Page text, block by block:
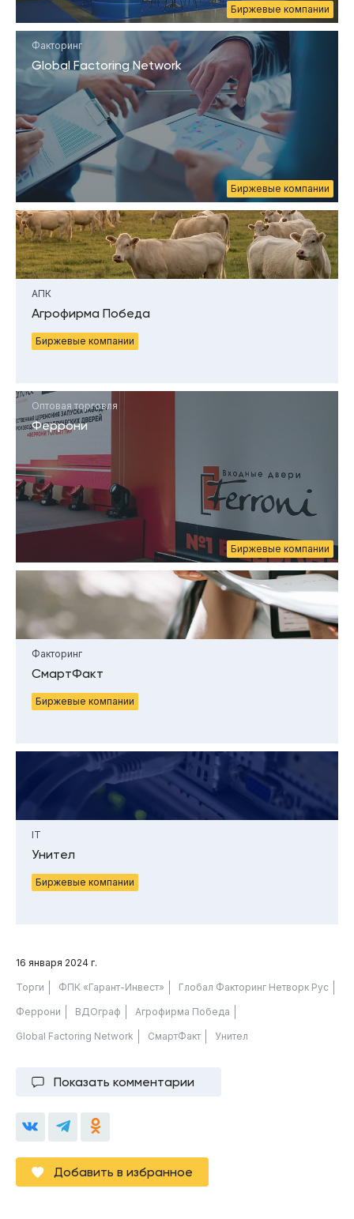
Биржевые компании
Биржевые компании
Факторинг
Global Factoring Network
АПК
Агрофирма Победа
Биржевые компании
Биржевые компании
Оптовая торговля
Феррони
Факторинг
СмартФакт
Биржевые компании
IT
Унител
Биржевые компании
16 января 2024 г.
Торги ФПК «Гарант-Инвест» Глобал Факторинг Нетворк Рус
Феррони ВДОграф Агрофирма Победа
Global Factoring Network СмартФакт Унител
Показать комментарии
Добавить в избранное